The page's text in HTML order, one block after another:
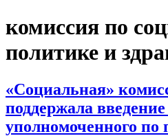
комиссия по
политике и
«Социальная»
поддержала
уполномоченного по